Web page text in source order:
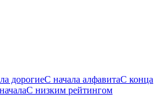
дорогиеС начала алфавитаС конца
С низким рейтингом